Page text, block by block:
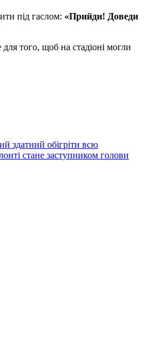
під гаслом: «Прийди! Доведи
того, щоб на стадіоні могли
здатний обігріти всю
стане заступником голови